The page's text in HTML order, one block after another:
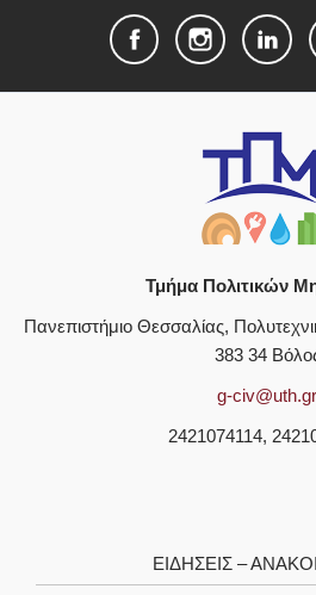
Τμήμα Πολιτικών
Πανεπιστήμιο Θεσσαλίας,
383 34
g-civ@uth.gr
2421074114,
ΕΙΔΗΣΕΙΣ –